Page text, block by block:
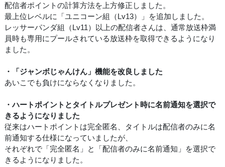
配信者ポイントの計算方法を上方修正しました。
最上位レベルに「ユニコーン組（Lv13）」を追加しました。
レッサーパンダ組（Lv11）以上の配信者さんは、通常放送枠満
員時も専用にプールされている放送枠を取得できるようになり
ました。
・「ジャンボじゃんけん」機能を改良しました
あいこでも負けにならなくなりました。
・ハートポイントとタイトルプレゼント時に名前通知を選択で
きるようになりました
従来はハートポイントは完全匿名、タイトルは配信者のみに名
前通知する仕様になっていましたが、
それぞれで「完全匿名」と「配信者のみに名前通知」を選択で
きるようになりました。